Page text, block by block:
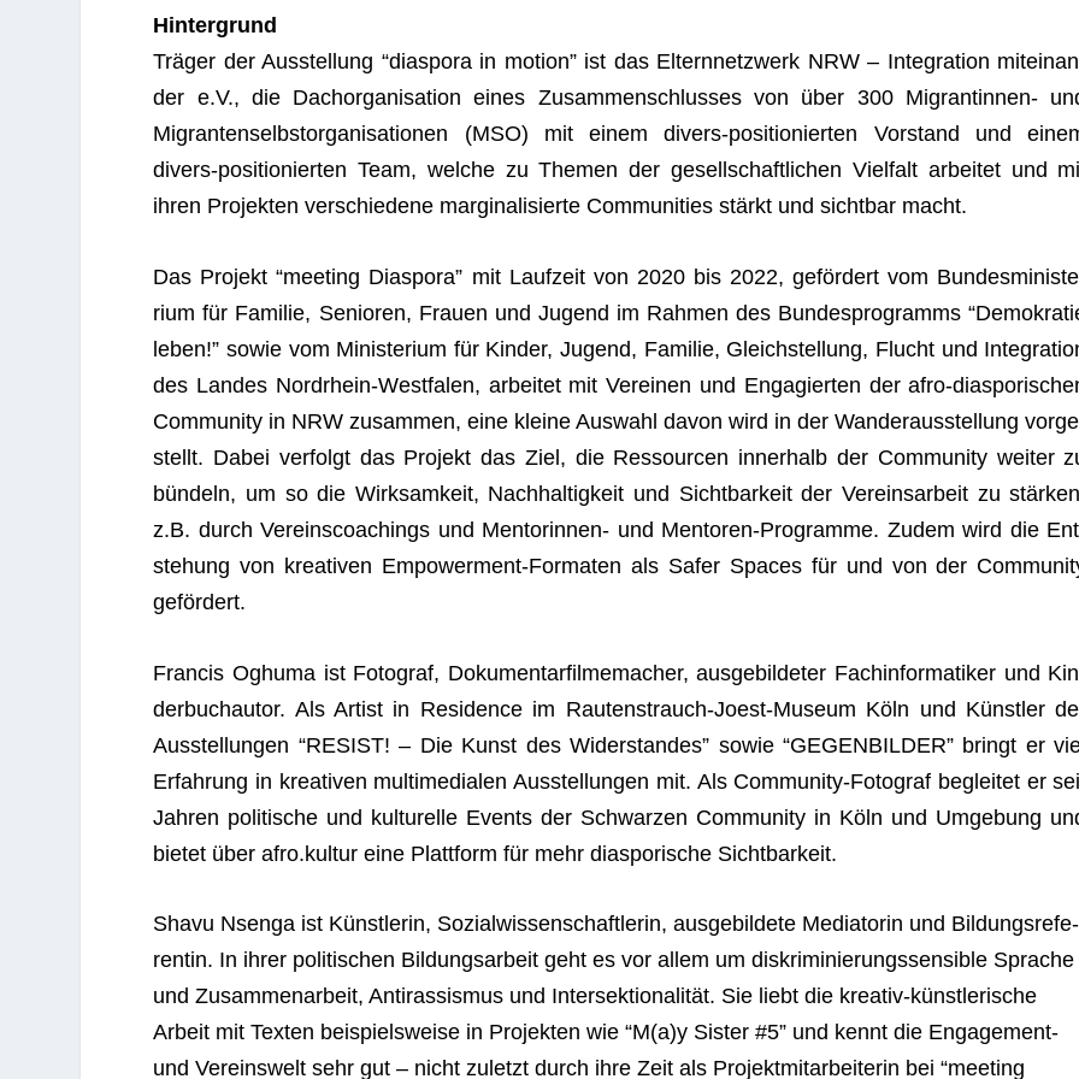
Hin­ter­grund
Trä­ger der Aus­stel­lung “dia­spora in motion” ist das Eltern­netz­werk NRW – Inte­gra­tion
der e.V., die Dach­or­ga­ni­sa­tion eines Zusam­men­schlus­ses von über 300 Migran­tin­nen-
Migran­ten­selbst­or­ga­ni­sa­tio­nen (MSO) mit einem divers-posi­tio­nier­ten Vor­stand und
divers-posi­tio­nier­ten Team, wel­che zu The­men der gesell­schaft­li­chen Viel­falt arbei­tet und
ihren Pro­jek­ten ver­schie­dene mar­gi­na­li­sierte Com­mu­ni­ties stärkt und sicht­bar macht.
Das Pro­jekt “mee­ting Dia­spora” mit Lauf­zeit von 2020 bis 2022, geför­dert vom
rium für Fami­lie, Senio­ren, Frauen und Jugend im Rah­men des Bun­des­pro­gramms
leben!” sowie vom Minis­te­rium für Kin­der, Jugend, Fami­lie, Gleich­stel­lung, Flucht und
des Lan­des Nord­rhein-West­fa­len, arbei­tet mit Ver­ei­nen und Enga­gier­ten der afro-
Com­mu­nity in NRW zusam­men, eine kleine Aus­wahl davon wird in der Wan­der­aus­stel­lung
stellt. Dabei ver­folgt das Pro­jekt das Ziel, die Res­sour­cen inner­halb der Com­mu­nity wei­ter
bün­deln, um so die Wirk­sam­keit, Nach­hal­tig­keit und Sicht­bar­keit der Ver­eins­ar­beit zu
z.B. durch Ver­eins­coa­chings und Men­to­rin­nen- und Men­to­ren-Pro­gramme. Zudem wird die
ste­hung von krea­ti­ven Empower­ment-For­ma­ten als Safer Spaces für und von der
gefördert.
Fran­cis Oghuma ist Foto­graf, Doku­men­tar­fil­me­ma­cher, aus­ge­bil­de­ter Fach­in­for­ma­ti­ker und
der­buch­au­tor. Als Artist in Resi­dence im Rau­ten­strauch-Joest-Museum Köln und Künst­ler
Aus­stel­lun­gen “RESIST! – Die Kunst des Wider­stan­des” sowie “GEGENBILDER” bringt er
Erfah­rung in krea­ti­ven mul­ti­me­dia­len Aus­stel­lun­gen mit. Als Com­mu­nity-Foto­graf beglei­tet er
Jah­ren poli­ti­sche und kul­tu­relle Events der Schwar­zen Com­mu­nity in Köln und Umge­bung
bie­tet über afro.kultur eine Platt­form für mehr dia­spo­ri­sche Sichtbarkeit.
Shavu Nsenga ist Künst­le­rin, Sozi­al­wis­sen­schaft­le­rin, aus­ge­bil­dete Media­to­rin und Bil­dungs­re­fe­
ren­tin. In ihrer poli­ti­schen Bil­dungs­ar­beit geht es vor allem um dis­kri­mi­nie­rungs­sen­si­ble Spra­che
und Zusam­men­ar­beit, Anti­ras­sis­mus und Inter­sek­tio­na­li­tät. Sie liebt die krea­tiv-künst­le­ri­sche
Arbeit mit Tex­ten bei­spiels­weise in Pro­jek­ten wie “M(a)y Sis­ter #5” und kennt die Enga­ge­ment-
und Ver­eins­welt sehr gut – nicht zuletzt durch ihre Zeit als Pro­jekt­mit­ar­bei­te­rin bei “mee­ting